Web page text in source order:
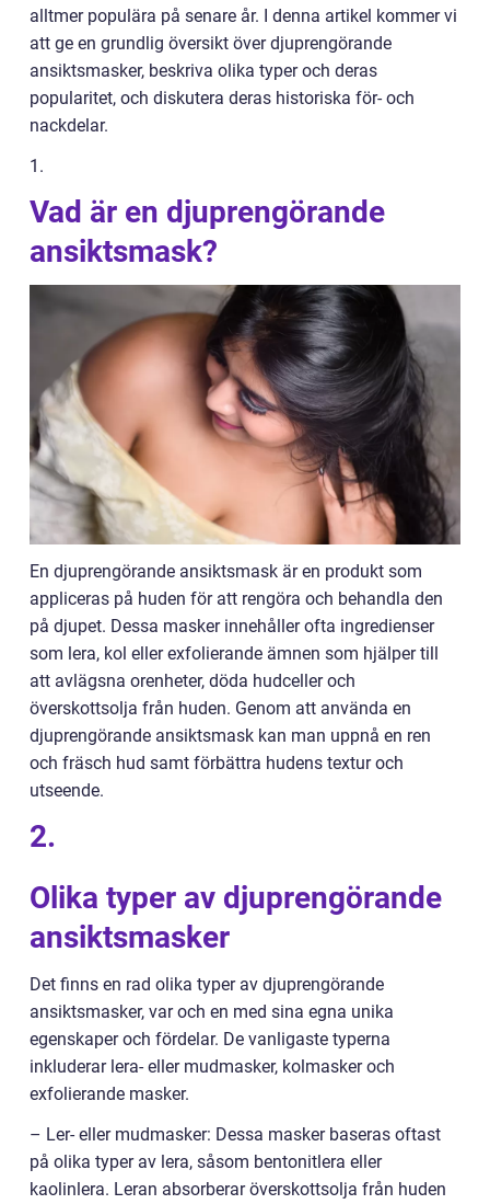
alltmer populära på senare år. I denna artikel kommer vi
att ge en grundlig översikt över djuprengörande
ansiktsmasker, beskriva olika typer och deras
popularitet, och diskutera deras historiska för- och
nackdelar.
1.
Vad är en djuprengörande
ansiktsmask?
En djuprengörande ansiktsmask är en produkt som
appliceras på huden för att rengöra och behandla den
på djupet. Dessa masker innehåller ofta ingredienser
som lera, kol eller exfolierande ämnen som hjälper till
att avlägsna orenheter, döda hudceller och
överskottsolja från huden. Genom att använda en
djuprengörande ansiktsmask kan man uppnå en ren
och fräsch hud samt förbättra hudens textur och
utseende.
2.
Olika typer av djuprengörande
ansiktsmasker
Det finns en rad olika typer av djuprengörande
ansiktsmasker, var och en med sina egna unika
egenskaper och fördelar. De vanligaste typerna
inkluderar lera- eller mudmasker, kolmasker och
exfolierande masker.
– Ler- eller mudmasker: Dessa masker baseras oftast
på olika typer av lera, såsom bentonitlera eller
kaolinlera. Leran absorberar överskottsolja från huden